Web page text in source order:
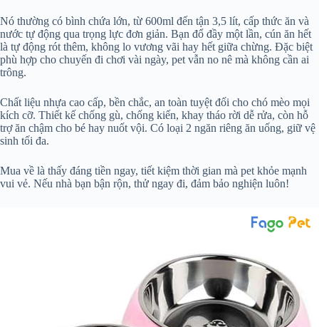
Nó thường có bình chứa lớn, từ 600ml đến tận 3,5 lít, cấp thức ăn và
nước tự động qua trọng lực đơn giản. Bạn đổ đầy một lần, cún ăn hết
là tự động rót thêm, không lo vương vãi hay hết giữa chừng. Đặc biệt
phù hợp cho chuyến đi chơi vài ngày, pet vẫn no nê mà không cần ai
trông.
Chất liệu nhựa cao cấp, bền chắc, an toàn tuyệt đối cho chó mèo mọi
kích cỡ. Thiết kế chống gù, chống kiến, khay tháo rời dễ rửa, còn hỗ
trợ ăn chậm cho bé hay nuốt vội. Có loại 2 ngăn riêng ăn uống, giữ vệ
sinh tối đa.
Mua về là thấy đáng tiền ngay, tiết kiệm thời gian mà pet khỏe mạnh
vui vẻ. Nếu nhà bạn bận rộn, thử ngay đi, đảm bảo nghiện luôn!